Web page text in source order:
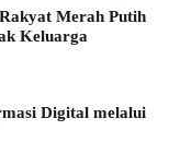
Merah Putih
Keluarga
Digital melalui